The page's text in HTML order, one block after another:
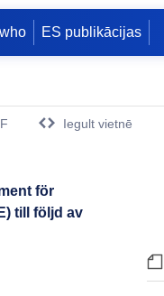
ES publikācijas
Iegult vietnē
för
till följd av